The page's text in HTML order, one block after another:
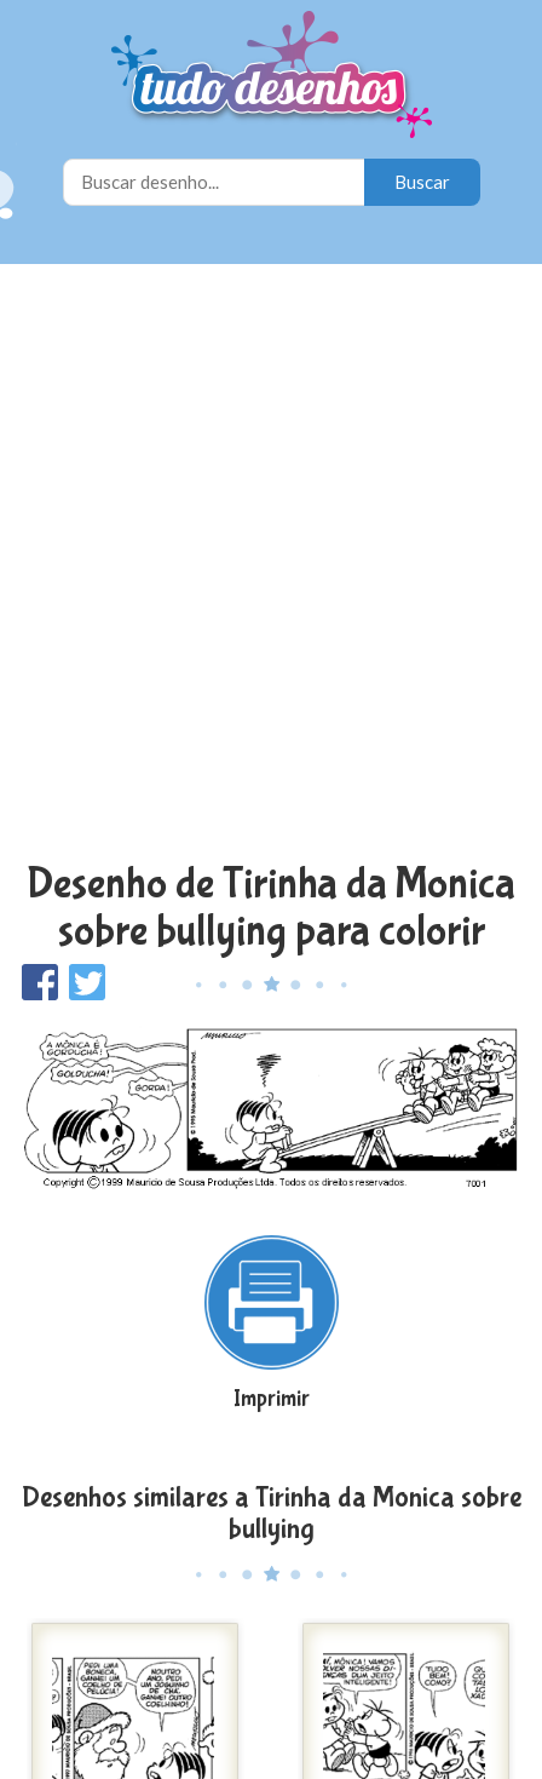
Desenho de Tirinha da Monica
sobre bullying para colorir
Imprimir
Desenhos similares a Tirinha da Monica sobre
bullying